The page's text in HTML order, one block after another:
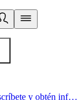
Acá comienza un estilo de vida saludable. Subscríbete y obtén información de primera mano